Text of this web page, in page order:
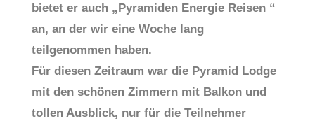
bietet er auch „Pyramiden Energie Reisen “
an, an der wir eine Woche lang
teilgenommen haben.
Für diesen Zeitraum war die Pyramid Lodge
mit den schönen Zimmern mit Balkon und
tollen Ausblick, nur für die Teilnehmer